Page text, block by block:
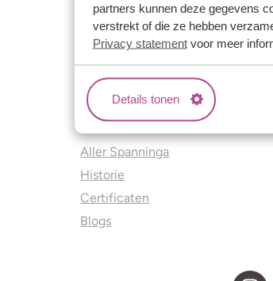
partners kunnen deze gegevens
verstrekt of die ze hebben
Privacy statementvoor meer
Details tonen
Over ons
Aller Spanninga
Historie
Certificaten
Blogs